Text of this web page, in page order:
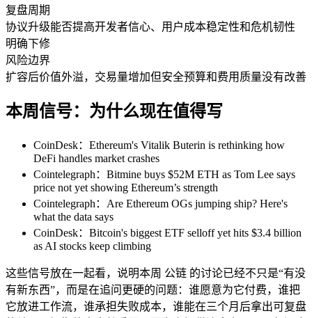
复盘周期
协议升级能否提高开发者信心、用户成本稳定性和危机韧性
明确下修
风险边界
扩容后价值外溢，交易量增加但安全预算和费用质量没有改善
本周信号：为什么现在值得写
CoinDesk：Ethereum's Vitalik Buterin is rethinking how
DeFi handles market crashes
Cointelegraph：Bitmine buys $52M ETH as Tom Lee says
price not yet showing Ethereum’s strength
Cointelegraph：Are Ethereum OGs jumping ship? Here's
what the data says
CoinDesk：Bitcoin's biggest ETF selloff yet hits $3.4 billion
as AI stocks keep climbing
这些信号放在一起看，说明本周 公链 的讨论已经不只是“有没
有新东西”，而是在追问更硬的问题：谁愿意为它付费，谁把
它放进工作流，谁承担失败成本，谁能在三个月后拿出可复盘